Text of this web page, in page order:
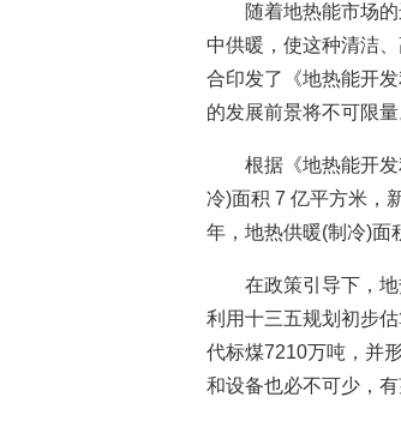
随着地热能市场
中供暖，使这种清洁
合印发了《地热能开
的发展前景将不可限量
根据《地热能开发
冷)面积 7 亿平方米，
年，地热供暖(制冷)面
在政策引导下，
利用十三五规划初步
代标煤7210万吨，并
和设备也必不可少，